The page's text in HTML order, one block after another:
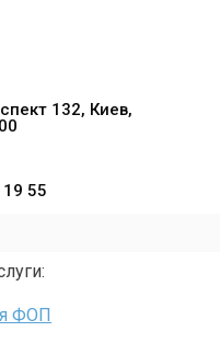
132, Киев,
55
ФОП